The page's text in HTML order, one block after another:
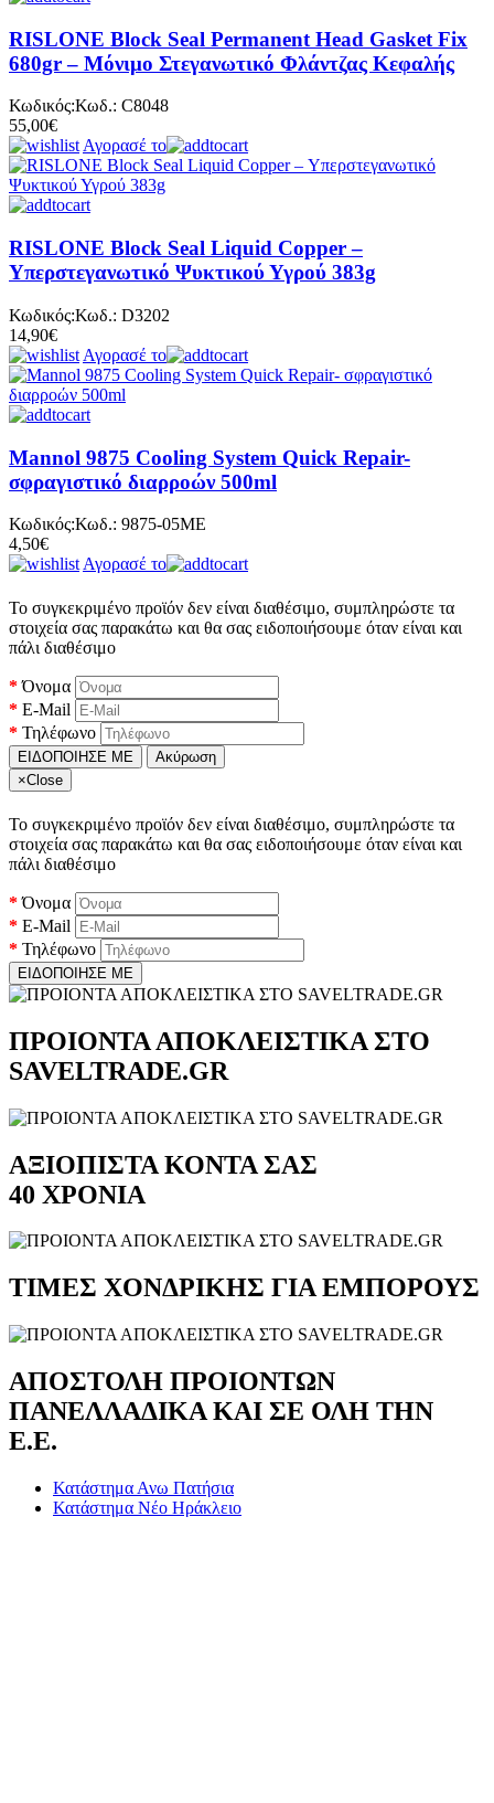
RISLONE Block Seal Permanent Head Gasket Fix
680gr – Μόνιμο Στεγανωτικό Φλάντζας Κεφαλής
Κωδικός:Κωδ.: C8048
55,00€
Αγορασέ το
RISLONE Block Seal Liquid Copper –
Υπερστεγανωτικό Ψυκτικού Υγρού 383g
Κωδικός:Κωδ.: D3202
14,90€
Αγορασέ το
Mannol 9875 Cooling System Quick Repair-
σφραγιστικό διαρροών 500ml
Κωδικός:Κωδ.: 9875-05ME
4,50€
Αγορασέ το
Το συγκεκριμένο προϊόν δεν είναι διαθέσιμο, συμπληρώστε τα
στοιχεία σας παρακάτω και θα σας ειδοποιήσουμε όταν είναι και
πάλι διαθέσιμο
Όνομα
E-Mail
Τηλέφωνο
ΕΙΔΟΠΟΙΗΣΕ ΜΕ
Ακύρωση
×Close
Το συγκεκριμένο προϊόν δεν είναι διαθέσιμο, συμπληρώστε τα
στοιχεία σας παρακάτω και θα σας ειδοποιήσουμε όταν είναι και
πάλι διαθέσιμο
Όνομα
E-Mail
Τηλέφωνο
ΕΙΔΟΠΟΙΗΣΕ ΜΕ
ΠΡΟΙΟΝΤΑ ΑΠΟΚΛΕΙΣΤΙΚΑ ΣΤΟ
SAVELTRADE.GR
ΑΞΙΟΠΙΣΤΑ ΚΟΝΤΑ ΣΑΣ
40 ΧΡΟΝΙΑ
ΤΙΜΕΣ ΧΟΝΔΡΙΚΗΣ ΓΙΑ ΕΜΠΟΡΟΥΣ
ΑΠΟΣΤΟΛΗ ΠΡΟΙΟΝΤΩΝ
ΠΑΝΕΛΛΑΔΙΚΑ ΚΑΙ ΣΕ ΟΛΗ ΤΗΝ
Ε.Ε.
Κατάστημα Ανω Πατήσια
Κατάστημα Νέο Ηράκλειο